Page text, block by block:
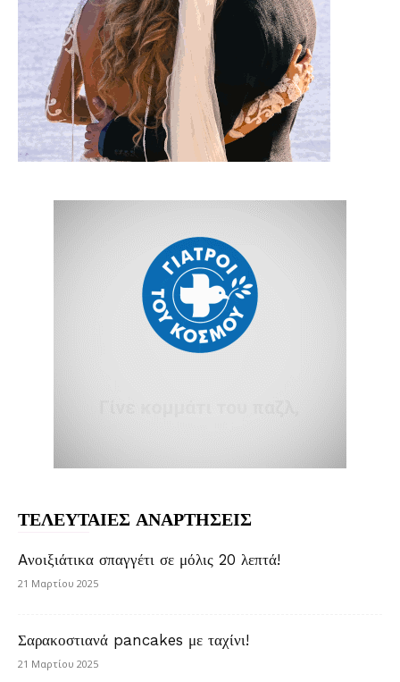
ΤΕΛΕΥΤΑΙΕΣ ΑΝΑΡΤΗΣΕΙΣ
Aνοιξιάτικα σπαγγέτι σε μόλις 20 λεπτά!
21 Μαρτίου 2025
Σαρακοστιανά pancakes με ταχίνι!
21 Μαρτίου 2025